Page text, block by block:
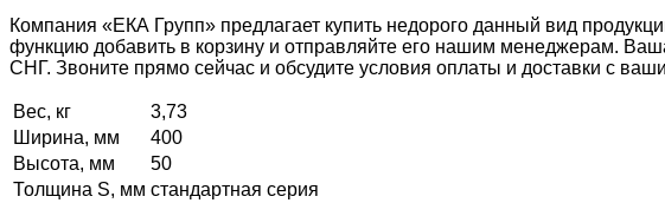
Компания «ЕКА Групп» предлагает купить недорого данный вид
функцию добавить в корзину и отправляйте его нашим менеджерам.
СНГ. Звоните прямо сейчас и обсудите условия оплаты и доставки с
Вес, кг
3,73
Ширина, мм
400
Высота, мм
50
Толщина S, мм стандартная серия